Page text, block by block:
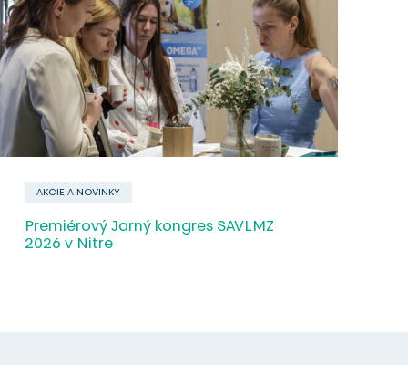
AKCIE A NOVINKY
Premiérový Jarný kongres SAVLMZ
2026 v Nitre